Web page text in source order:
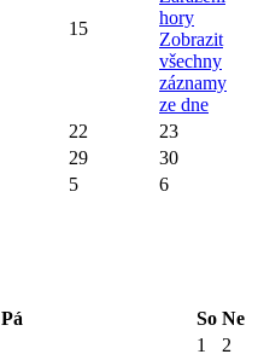
15
hory
Zobrazit
všechny
záznamy
ze dne
22
23
29
30
5 6
Pá So Ne
1 2